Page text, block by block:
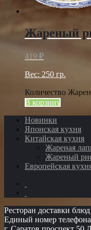
Жареный
419 ₽
Вес: 250 гр.
Количество
В корзину
Новинки
Японская кухня
Китайская кухня
Жареная
Жареный
Европейская
Ресторан доставки
Единый номер